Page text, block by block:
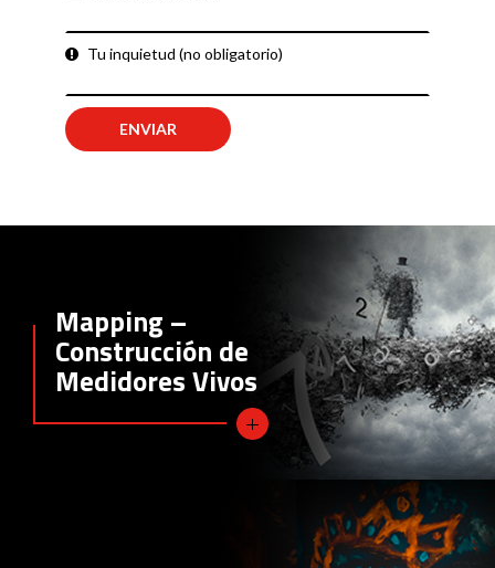
Tu inquietud (no obligatorio)
Mapping –
Construcción de
Medidores Vivos